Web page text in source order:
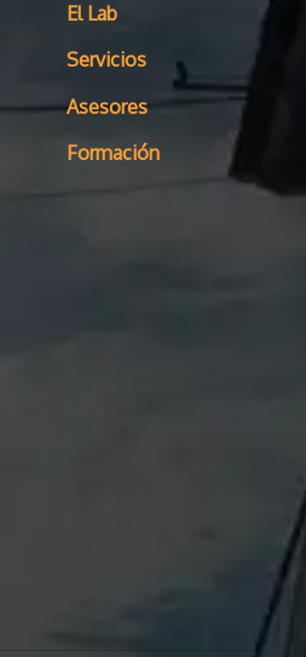
El Lab
Servicios
Asesores
Formación